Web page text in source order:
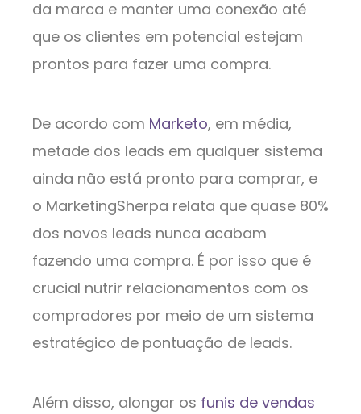
da marca e manter uma conexão até
que os clientes em potencial estejam
prontos para fazer uma compra.
De acordo com Marketo, em média,
metade dos leads em qualquer sistema
ainda não está pronto para comprar, e
o MarketingSherpa relata que quase 80%
dos novos leads nunca acabam
fazendo uma compra. É por isso que é
crucial nutrir relacionamentos com os
compradores por meio de um sistema
estratégico de pontuação de leads.
Além disso, alongar os funis de vendas